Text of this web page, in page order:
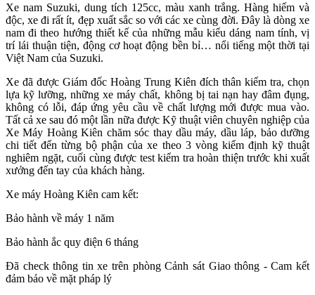
Xe nam Suzuki, dung tích 125cc, màu xanh trắng. Hàng hiếm và
độc, xe đi rất ít, đẹp xuất sắc so với các xe cùng đời. Đây là dòng xe
nam đi theo hướng thiết kế của những mẫu kiểu dáng nam tính, vị
trí lái thuận tiện, động cơ hoạt động bền bỉ… nổi tiếng một thời tại
Việt Nam của Suzuki.
Xe đã được Giám đốc Hoàng Trung Kiên đích thân kiểm tra, chọn
lựa kỹ lưỡng, những xe máy chất, không bị tai nạn hay đâm đụng,
không có lỗi, đáp ứng yêu cầu về chất lượng mới được mua vào.
Tất cả xe sau đó một lần nữa được Kỹ thuật viên chuyên nghiệp của
Xe Máy Hoàng Kiên chăm sóc thay dầu máy, dầu láp, bảo dưỡng
chi tiết đến từng bộ phận của xe theo 3 vòng kiểm định kỹ thuật
nghiêm ngặt, cuối cùng được test kiểm tra hoàn thiện trước khi xuất
xưởng đến tay của khách hàng.
Xe máy Hoàng Kiên cam kết:
Bảo hành về máy 1 năm
Bảo hành ắc quy điện 6 tháng
Đã check thông tin xe trên phòng Cảnh sát Giao thông - Cam kết
đảm bảo về mặt pháp lý